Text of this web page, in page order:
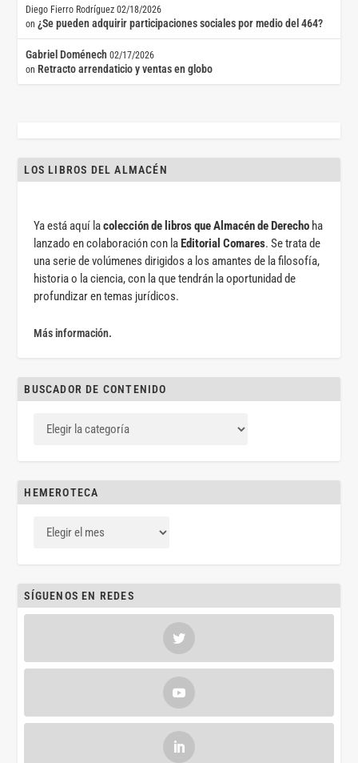
Diego Fierro Rodríguez 02/18/2026
on¿Se pueden adquirir participaciones sociales por medio del 464?
Gabriel Doménech 02/17/2026
on Retracto arrendaticio y ventas en globo
LOS LIBROS DEL ALMACÉN
Ya está aquí lacolección de libros que Almacén de Derecho ha
lanzado en colaboración con laEditorial Comares. Se trata de
una serie de volúmenes dirigidos a los amantes de la filosofía,
historia o la ciencia, con la que tendrán la oportunidad de
profundizar en temas jurídicos.
Más información.
BUSCADOR DE CONTENIDO
HEMEROTECA
SÍGUENOS EN REDES